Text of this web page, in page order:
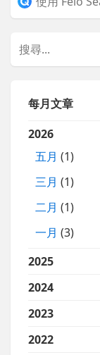
每月文章
2026
五月 (1)
三月 (1)
二月 (1)
一月 (3)
2025
2024
2023
2022